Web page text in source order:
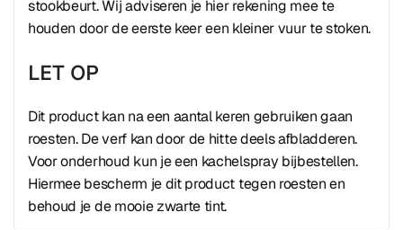
stookbeurt. Wij adviseren je hier rekening mee te
houden door de eerste keer een kleiner vuur te stoken.
LET OP
Dit product kan na een aantal keren gebruiken gaan
roesten. De verf kan door de hitte deels afbladderen.
Voor onderhoud kun je een kachelspray bijbestellen.
Hiermee bescherm je dit product tegen roesten en
behoud je de mooie zwarte tint.